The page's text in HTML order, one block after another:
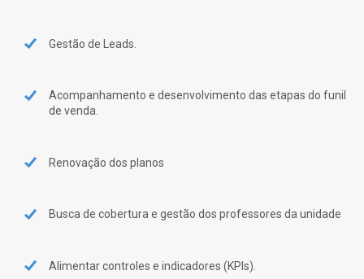
Gestão de Leads.
Acompanhamento e desenvolvimento das etapas do funil
de venda.
Renovação dos planos
Busca de cobertura e gestão dos professores da unidade
Alimentar controles e indicadores (KPIs).